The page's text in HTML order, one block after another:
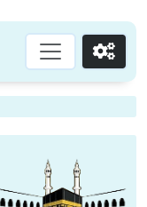
Go